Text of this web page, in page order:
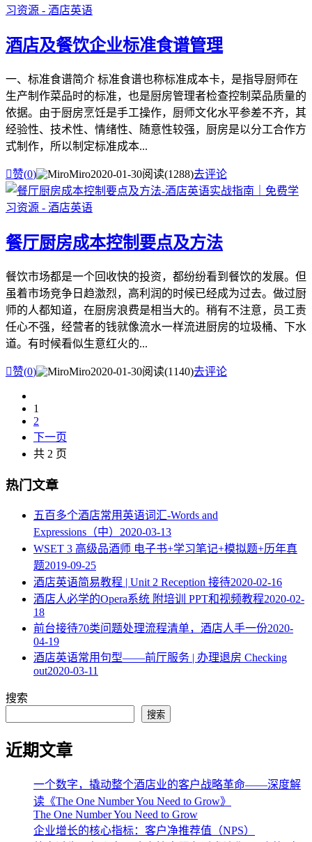
酒店及餐饮企业标准食谱管理
一、标准食谱简介 标准食谱也称标准成本卡，是指导厨师在
生产制作菜品时的标准，也是厨房管理者检查控制菜品质量的
依据。由于厨房烹饪是手工操作，厨师文化水平参差不齐，其
经验性、技术性、情绪性、随意性较强，厨房是以分工合作方
式制作，所以制定标准成本...
赞(0) Miro2020-01-30阅读(1288)去评论
餐厅厨房成本控制要点及方法
餐饮市场都是一个回收快的投资，都纷纷看到餐饮的发展。但
虽着市场竞争日趋激烈，高利润的时候已经成为过去。做过厨
师的人都知道，在厨房浪费是相当大的。稍有不注意，员工责
任心不强，经营者的钱就像流水一样流进厨房的垃圾桶、下水
道。有时候看似生意红火的...
赞(0) Miro2020-01-30阅读(1140)去评论
1
2
下一页
共 2 页
热门文章
五百多个酒店常用英语词汇-Words and
Expressions（中） 2020-03-13
WSET 3 高级品酒师 电子书+学习笔记+模拟题+历年真
题2019-09-25
酒店英语简易教程 | Unit 2 Reception 接待2020-02-16
酒店人必学的Opera系统 附培训 PPT和视频教程2020-02-
18
​前台接待70类问题处理流程清单，酒店人手一份2020-
04-19
酒店英语常用句型——前厅服务 | 办理退房 Checking
out2020-03-11
搜索
搜索
近期文章
一个数字，撬动整个酒店业的客户战略革命——深度解
读《The One Number You Need to Grow》
The One Number You Need to Grow
企业增长的核心指标：客户净推荐值（NPS）